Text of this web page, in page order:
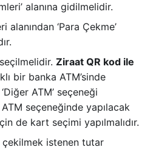
alanına gidilmelidir.
alanından ‘Para Çekme’
Ziraat QR kod ile
bir banka ATM’sinde
ATM’ seçeneği
seçeneğinde yapılacak
de kart seçimi yapılmalıdır.
istenen tutar